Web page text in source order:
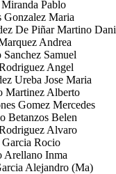
Pablo
Gonzalez Maria
De Piñar Martino Dani
Andrea
Samuel
Angel
Ureba Jose Maria
Martinez Alberto
Gomez Mercedes
Betanzos Belen
Alvaro
Garcia Rocio
Arellano Inma
Alejandro (Ma)